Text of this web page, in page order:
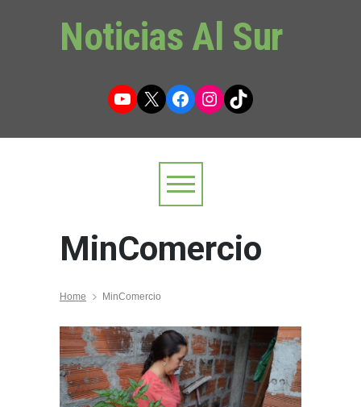
Noticias Al Sur
YouTube
X Facebook
Instagram
TikTok
MinComercio
Home MinComercio